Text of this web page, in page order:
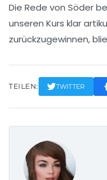
Die Rede von Söder
unseren Kurs klar
zurückzugewinnen,
TEILEN: TWITTER